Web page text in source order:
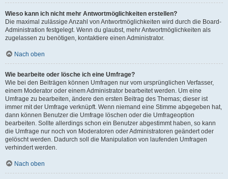
Wieso kann ich nicht mehr Antwortmöglichkeiten erstellen?
Die maximal zulässige Anzahl von Antwortmöglichkeiten wird durch die Board-
Administration festgelegt. Wenn du glaubst, mehr Antwortmöglichkeiten als
zugelassen zu benötigen, kontaktiere einen Administrator.
Nach oben
Wie bearbeite oder lösche ich eine Umfrage?
Wie bei den Beiträgen können Umfragen nur vom ursprünglichen Verfasser,
einem Moderator oder einem Administrator bearbeitet werden. Um eine
Umfrage zu bearbeiten, ändere den ersten Beitrag des Themas; dieser ist
immer mit der Umfrage verknüpft. Wenn niemand eine Stimme abgegeben hat,
dann können Benutzer die Umfrage löschen oder die Umfrageoption
bearbeiten. Sollte allerdings schon ein Benutzer abgestimmt haben, so kann
die Umfrage nur noch von Moderatoren oder Administratoren geändert oder
gelöscht werden. Dadurch soll die Manipulation von laufenden Umfragen
verhindert werden.
Nach oben